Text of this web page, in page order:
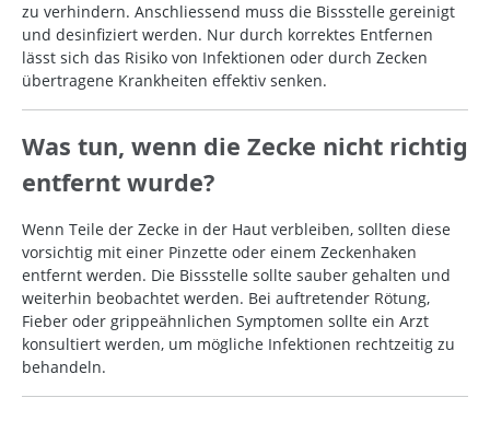
zu verhindern. Anschliessend muss die Bissstelle gereinigt
und desinfiziert werden. Nur durch korrektes Entfernen
lässt sich das Risiko von Infektionen oder durch Zecken
übertragene Krankheiten effektiv senken.
Was tun, wenn die Zecke nicht richtig
entfernt wurde?
Wenn Teile der Zecke in der Haut verbleiben, sollten diese
vorsichtig mit einer Pinzette oder einem Zeckenhaken
entfernt werden. Die Bissstelle sollte sauber gehalten und
weiterhin beobachtet werden. Bei auftretender Rötung,
Fieber oder grippeähnlichen Symptomen sollte ein Arzt
konsultiert werden, um mögliche Infektionen rechtzeitig zu
behandeln.